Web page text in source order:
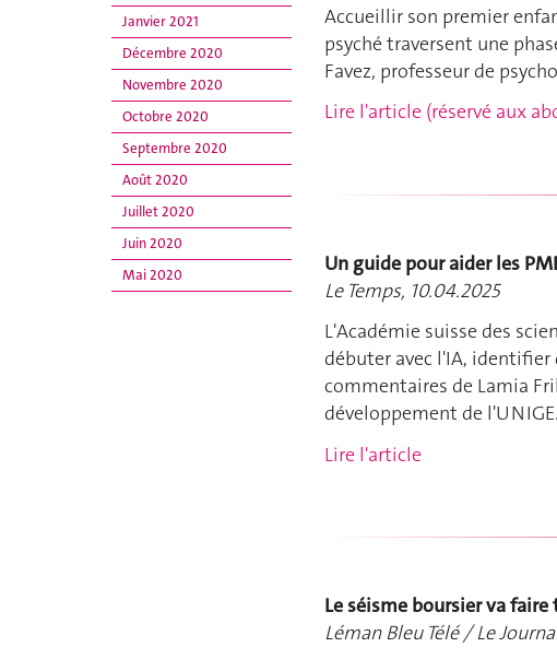
Janvier 2021
Décembre 2020
Novembre 2020
Octobre 2020
Septembre 2020
Août 2020
Juillet 2020
Juin 2020
Mai 2020
Accueillir son premier
psyché traversent une
Favez, professeur de
Lire l'article (réservé aux
Un guide pour aider les
Le Temps, 10.04.2025
L'Académie suisse des
débuter avec l'IA,
commentaires de Lamia
développement de l'UNIGE.
Lire l'article
Le séisme boursier va
Léman Bleu Télé / Le